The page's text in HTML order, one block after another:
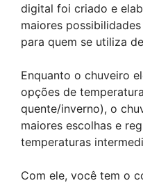
digital foi criado e
maiores
para quem se utiliza
Enquanto o chuveiro
opções de
quente/inverno), o
maiores escolhas e
temperaturas
Com ele, você tem o